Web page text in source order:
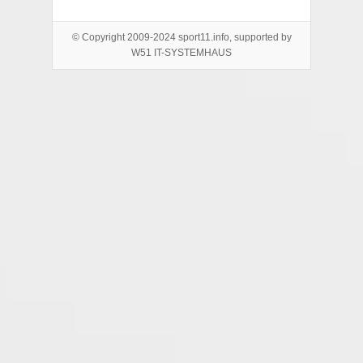
© Copyright 2009-2024 sport11.info, supported by
W51 IT-SYSTEMHAUS